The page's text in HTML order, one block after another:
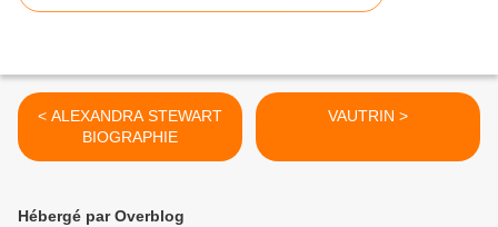
< ALEXANDRA STEWART
BIOGRAPHIE
VAUTRIN >
Hébergé par Overblog